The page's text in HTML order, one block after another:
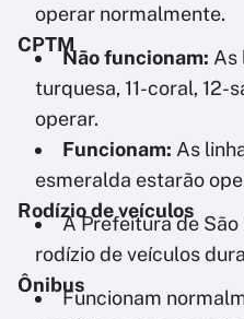
operar normalmente.
CPTM
Não funcionam: As
turquesa, 11-coral, 12-
operar.
Funcionam: As
esmeralda estarão
Rodízio de veículos
A Prefeitura de São
rodízio de veículos
Ônibus
Funcionam